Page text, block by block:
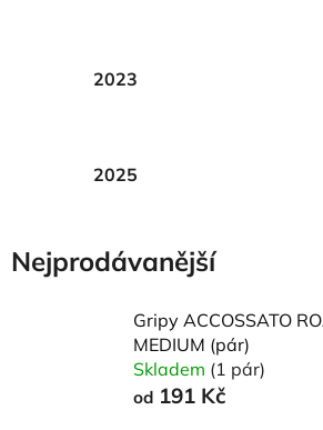
2023
2025
Nejprodávanější
Gripy ACCOSSATO
MEDIUM (pár)
Skladem (1 pár)
od 191 Kč